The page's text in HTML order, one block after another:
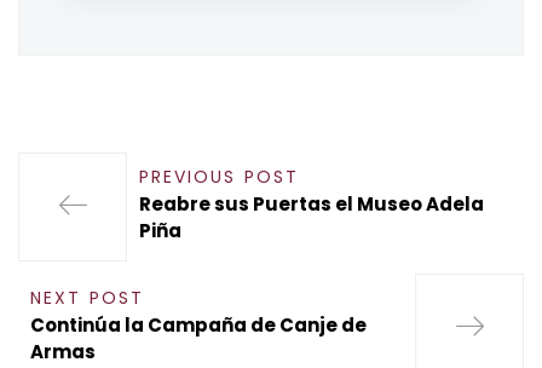
PREVIOUS POST
Reabre sus Puertas el Museo Adela
Piña
NEXT POST
Continúa la Campaña de Canje de
Armas